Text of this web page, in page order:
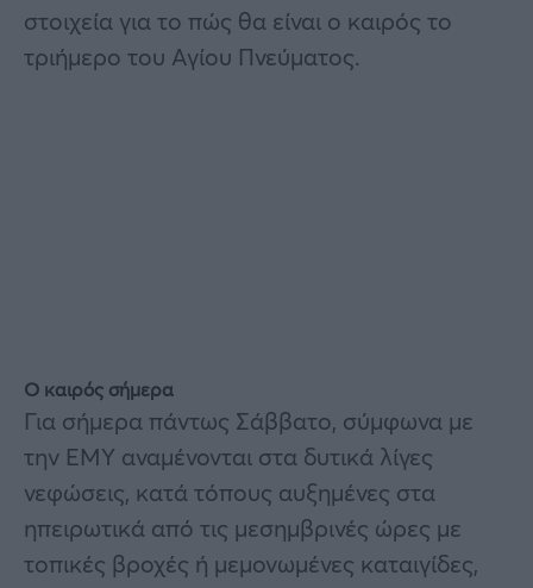
στοιχεία για το πώς θα είναι ο καιρός το
τριήμερο του Αγίου Πνεύματος.
Ο καιρός σήμερα
Για σήμερα πάντως Σάββατο, σύμφωνα με
την ΕΜΥ αναμένονται στα δυτικά λίγες
νεφώσεις, κατά τόπους αυξημένες στα
ηπειρωτικά από τις μεσημβρινές ώρες με
τοπικές βροχές ή μεμονωμένες καταιγίδες,